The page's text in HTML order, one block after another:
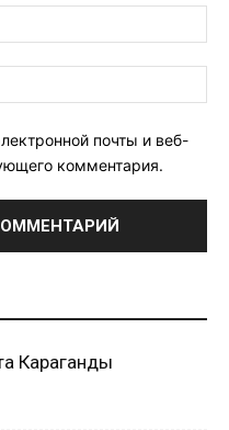
почты и веб-
комментария.
Караганды